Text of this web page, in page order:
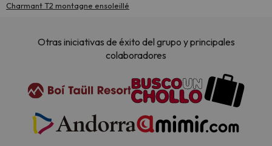
Charmant T2 montagne ensoleillé
Otras iniciativas de éxito del grupo y principales
colaboradores